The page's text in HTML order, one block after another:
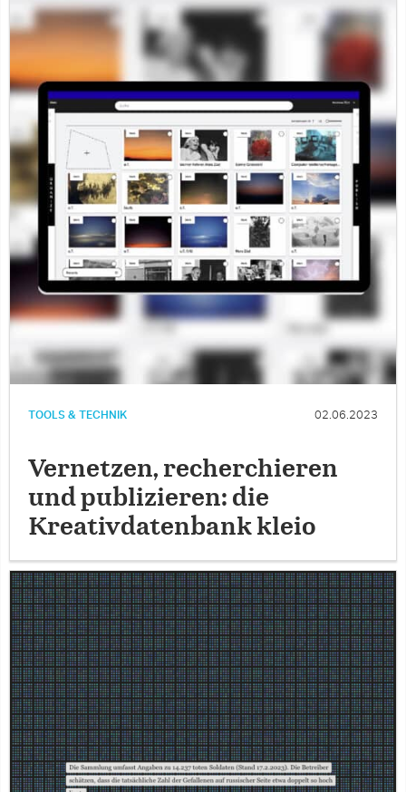
TOOLS & TECHNIK 02.06.2023
Vernetzen, recherchieren
und publizieren: die
Kreativdatenbank kleio